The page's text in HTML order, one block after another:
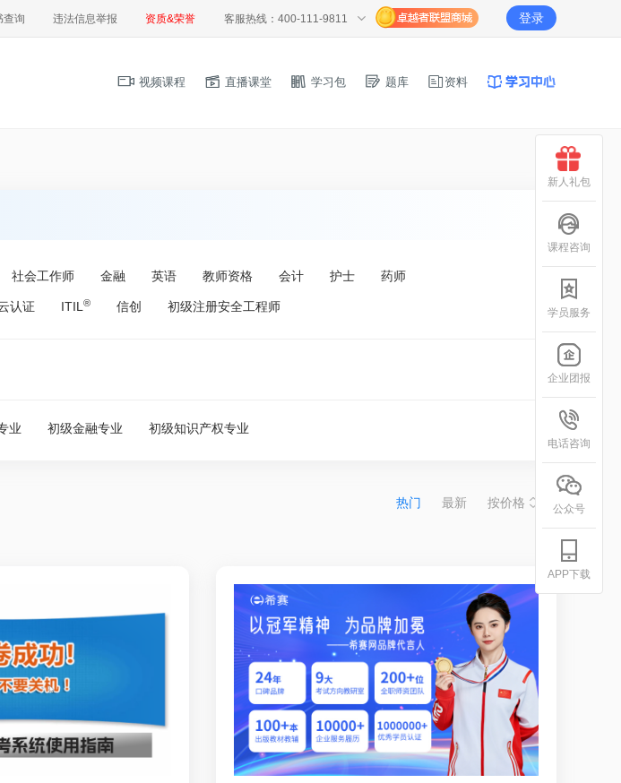
查询 违法信息举报 资质&荣誉 客服热线：400-111-9811 登录
视频课程 直播课堂 学习包 题库 资料
社会工作师 金融 英语 教师资格 会计 护士 药师
认证 ITIL ® 信创 初级注册安全工程师
业 初级金融专业 初级知识产权专业
热门 最新 按价格
新人礼包
课程咨询
学员服务
企业团报
电话咨询
公众号
APP下载